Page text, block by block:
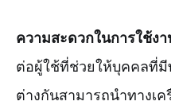
ความสะดวกในการใช้งา
ต่อผู้ใช้ที่ช่วยให้บุคคลที่
ต่างกันสามารถนำทางเ